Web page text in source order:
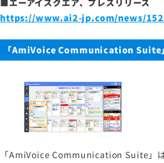
■エーアイスクエア、プレスリリース
https://www.ai2-jp.com/news/
「AmiVoice Communication Suite
「AmiVoice Communication Suite」